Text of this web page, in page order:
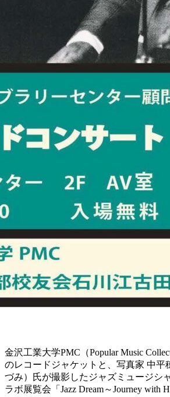
金沢工業大学PMC（Popular Music
のレコードジャケットと、写真家 中平
づみ）氏が撮影したジャズミュージシ
ラボ展覧会「Jazz Dream～Journey with